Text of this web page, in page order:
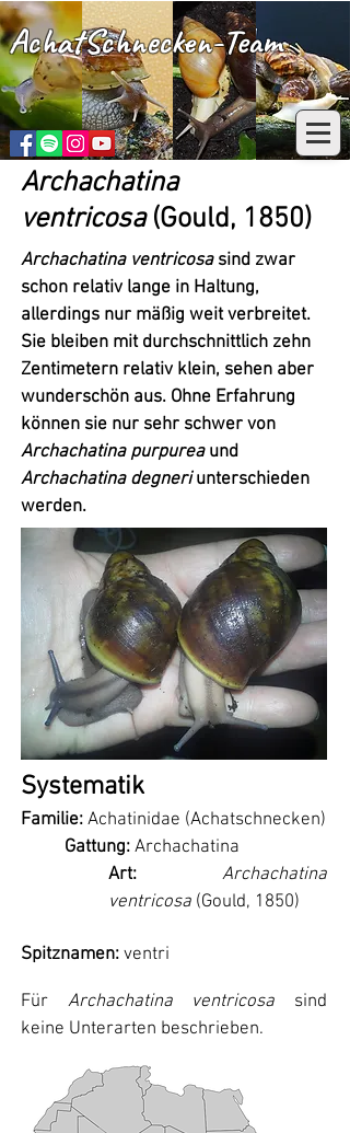
AchatSchnecken-Team
Archachatina
ventricosa(Gould, 1850)
Archachatina ventricosa sind zwar
schon relativ lange in Haltung,
allerdings nur mäßig weit verbreitet.
Sie bleiben mit durchschnittlich zehn
Zentimetern relativ klein, sehen aber
wunderschön aus. Ohne Erfahrung
können sie nur sehr schwer von
Archachatina purpureaund
Archachatina degneriunterschieden
werden.
Systematik
Familie: Achatinidae (Achatschnecken)
Gattung: Archachatina
Art: Archachatina
ventricosa (Gould, 1850)
Spitznamen: ventri
Für Archachatina ventricosa sind
keine Unterarten beschrieben.